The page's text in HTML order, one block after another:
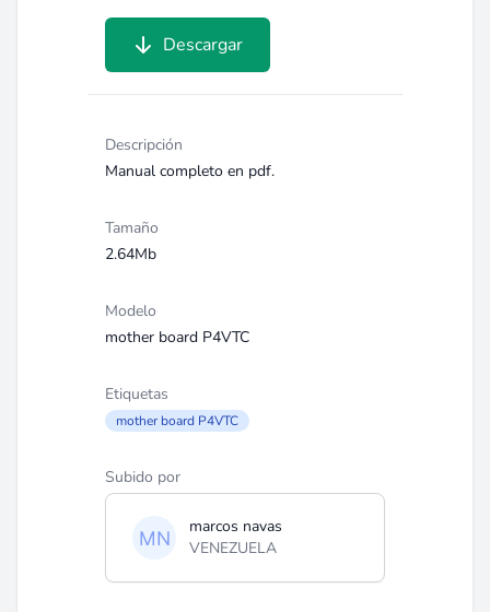
Descargar
Descripción
Manual completo en pdf.
Tamaño
2.64Mb
Modelo
mother board P4VTC
Etiquetas
mother board P4VTC
Subido por
marcos navas
VENEZUELA